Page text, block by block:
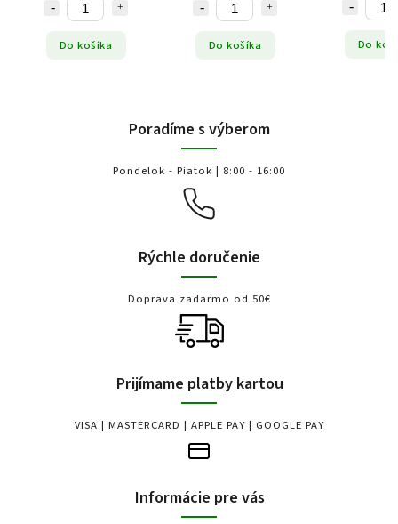
Do košíka Do košíka Do
Poradíme s výberom
Pondelok - Piatok | 8:00 - 16:00
Rýchle doručenie
Doprava zadarmo od 50€
Prijímame platby kartou
VISA | MASTERCARD | APPLE PAY | GOOGLE PAY
Informácie pre vás